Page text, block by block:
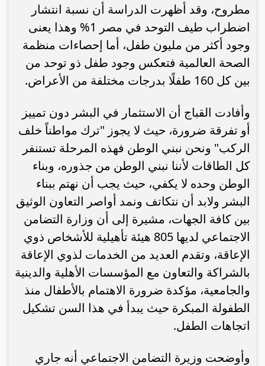
مطروح، وقد أظهرت الدراسة أن نسبة انتشار
اضطراب طيف التوحد في مصر 1% وهذا يعنى
وجود أكثر من مليون طفل، أما إحصاءات منظمة
الصحة العالمية فتعكس وجود طفل ذو توحد من
بين كل 160 طفلًا بدرجات مختلفة من الأعراض.
وأفادت القباج أن الاستثمار في البشر دون تمييز
أو تفرقة ضرورة، حيث لا يجوز "ترك مواطناً خلف
الركب" ونحن نبني الوطن فهذه المرحلة تستنفر
كل الطاقات لأننا نبني الوطن من جذوره، وبناء
الوطن وحده لا يكفي، حيث يجب أن نهتم ببناء
البشر ولابد أن نتكاتف ونمد أواصر التعاون الوثيق
بين كافة الجهات، مشيرة إلى أن وزارة التضامن
الاجتماعي لديها 805 هيئة تأهيلية للأشخاص ذوي
الإعاقة، وتقدم العديد من الخدمات لذوي الإعاقة
بالشراكة والتعاون مع المؤسسات الأهلية والدينية
والجامعية، مؤكدة ضرورة الاهتمام بالأطفال منذ
الطفولة المبكرة حيث يبدأ في هذا السن تشكيل
اتجاهات الطفل.
وأوضحت وزيرة التضامن الاجتماعي أنه جاري